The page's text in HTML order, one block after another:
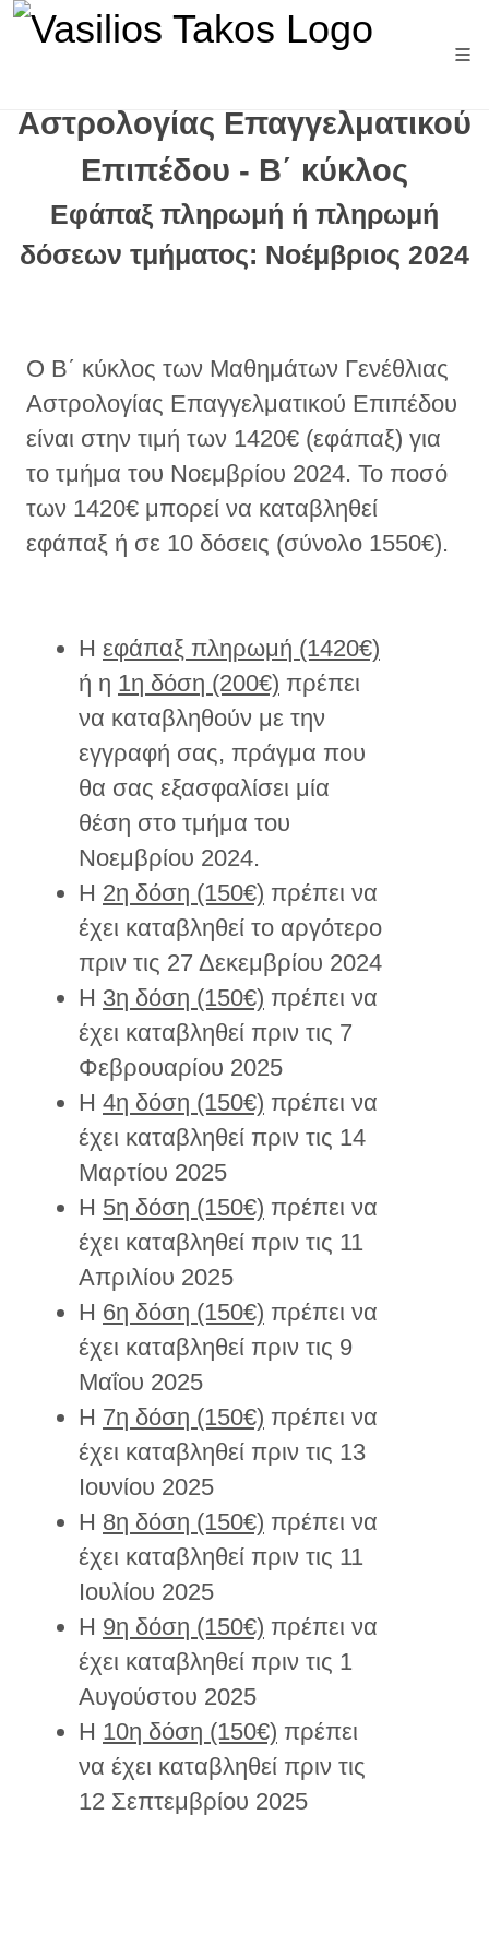
Αστρολογίας Επαγγελματικού
Επιπέδου - Β΄ κύκλος
Εφάπαξ πληρωμή ή πληρωμή
δόσεων τμήματος: Νοέμβριος 2024
Ο Β΄ κύκλος των Μαθημάτων Γενέθλιας
Αστρολογίας Επαγγελματικού Επιπέδου
είναι στην τιμή των 1420€ (εφάπαξ) για
το τμήμα του Νοεμβρίου 2024. Το ποσό
των 1420€ μπορεί να καταβληθεί
εφάπαξ ή σε 10 δόσεις (σύνολο 1550€).
Η εφάπαξ πληρωμή (1420€)
ή η 1η δόση (200€) πρέπει
να καταβληθούν με την
εγγραφή σας, πράγμα που
θα σας εξασφαλίσει μία
θέση στο τμήμα του
Νοεμβρίου 2024.
Η 2η δόση (150€) πρέπει να
έχει καταβληθεί το αργότερο
πριν τις 27 Δεκεμβρίου 2024
H 3η δόση (150€) πρέπει να
έχει καταβληθεί πριν τις 7
Φεβρουαρίου 2025
H 4η δόση (150€) πρέπει να
έχει καταβληθεί πριν τις 14
Μαρτίου 2025
H 5η δόση (150€) πρέπει να
έχει καταβληθεί πριν τις 11
Απριλίου 2025
H 6η δόση (150€) πρέπει να
έχει καταβληθεί πριν τις 9
Μαΐου 2025
H 7η δόση (150€) πρέπει να
έχει καταβληθεί πριν τις 13
Ιουνίου 2025
H 8η δόση (150€) πρέπει να
έχει καταβληθεί πριν τις 11
Ιουλίου 2025
H 9η δόση (150€) πρέπει να
έχει καταβληθεί πριν τις 1
Αυγούστου 2025
H 10η δόση (150€) πρέπει
να έχει καταβληθεί πριν τις
12 Σεπτεμβρίου 2025